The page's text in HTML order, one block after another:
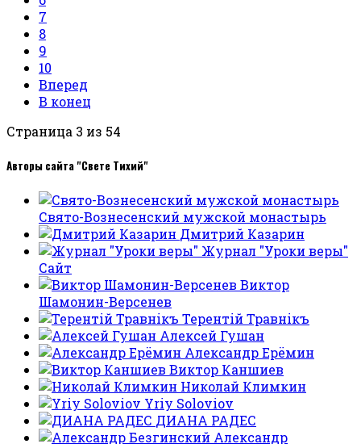
7
8
9
10
Вперед
В конец
Страница 3 из 54
Авторы сайта "Свете Тихий"
Свято-Вознесенский мужской монастырь
Дмитрий Казарин
Журнал "Уроки веры"
Сайт
Виктор
Шамонин-Версенев
Терентiй Травнiкъ
Алексей Гушан
Александр Ерёмин
Виктор Каншиев
Николай Климкин
Yriy Soloviov
ДИАНА РАДЕС
Александр